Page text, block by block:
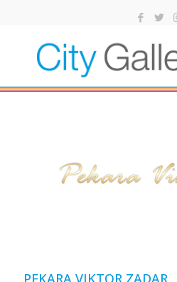
PEKARA VIKTOR ZADAR